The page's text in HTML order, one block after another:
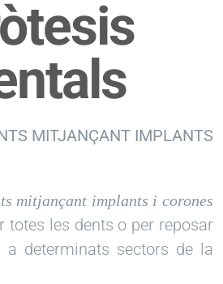
MITJANÇANT IMPLANTS
mitjançant implants i corones
totes les dents o per reposar
a determinats sectors de la